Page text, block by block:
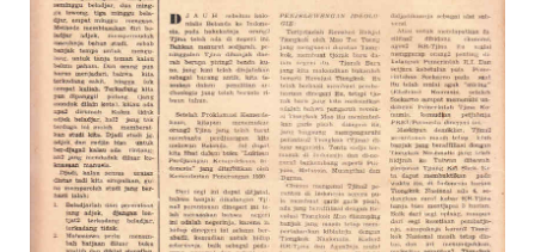
Suvenir
Cari Arsip
Expand
child
menu
Alamat
Rekening